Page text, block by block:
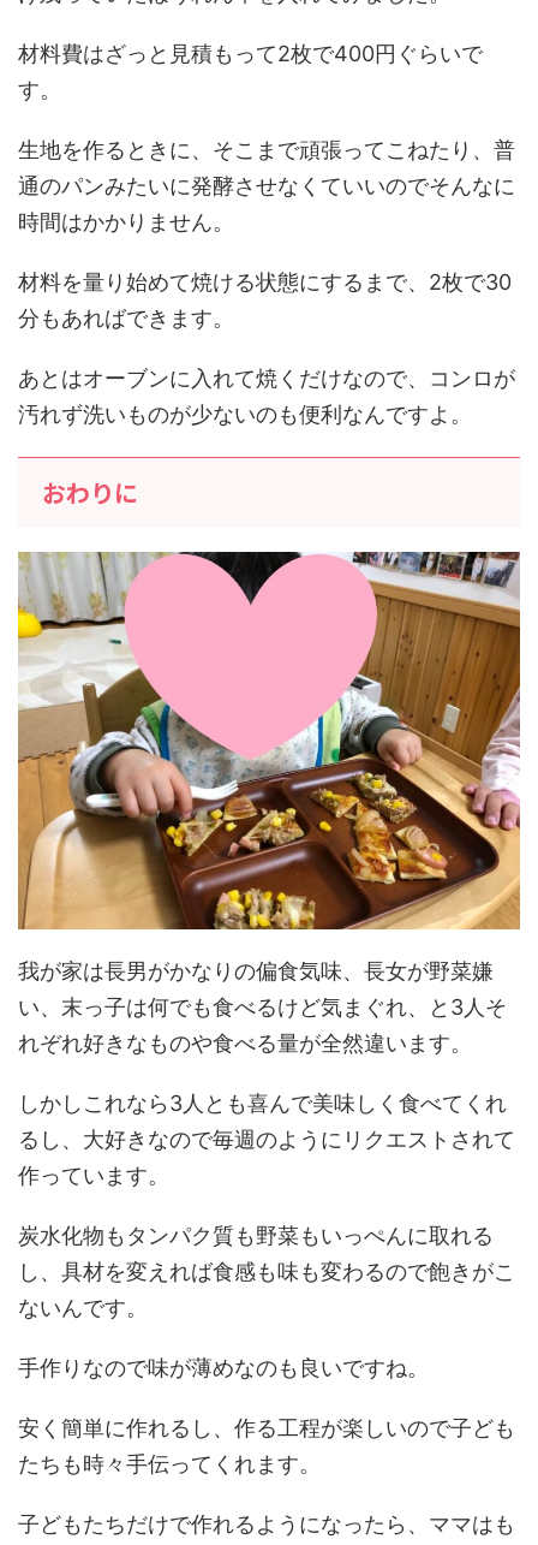
材料費はざっと見積もって2枚で400円ぐらいで
す。
生地を作るときに、そこまで頑張ってこねたり、普
通のパンみたいに発酵させなくていいのでそんなに
時間はかかりません。
材料を量り始めて焼ける状態にするまで、2枚で30
分もあればできます。
あとはオーブンに入れて焼くだけなので、コンロが
汚れず洗いものが少ないのも便利なんですよ。
おわりに
我が家は長男がかなりの偏食気味、長女が野菜嫌
い、末っ子は何でも食べるけど気まぐれ、と3人そ
れぞれ好きなものや食べる量が全然違います。
しかしこれなら3人とも喜んで美味しく食べてくれ
るし、大好きなので毎週のようにリクエストされて
作っています。
炭水化物もタンパク質も野菜もいっぺんに取れる
し、具材を変えれば食感も味も変わるので飽きがこ
ないんです。
手作りなので味が薄めなのも良いですね。
安く簡単に作れるし、作る工程が楽しいので子ども
たちも時々手伝ってくれます。
子どもたちだけで作れるようになったら、ママはも